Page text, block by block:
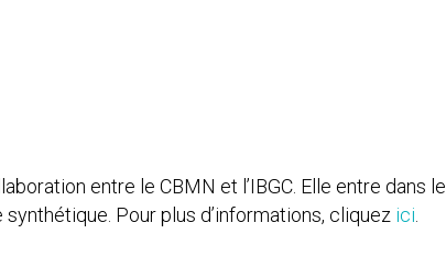
entre le CBMN et l’IBGC. Elle entre dans le
Pour plus d’informations, cliquez ici